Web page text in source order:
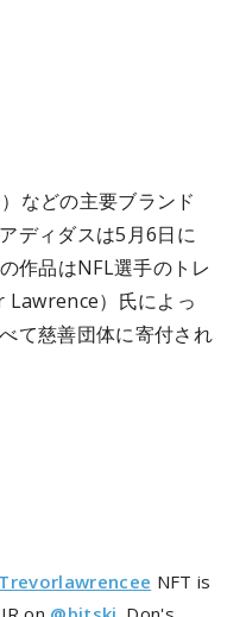
などの主要ブランド
ディダスは5月6日に
作品はNFL選手のトレ
Lawrence）氏によっ
て慈善団体に寄付され
NFT is